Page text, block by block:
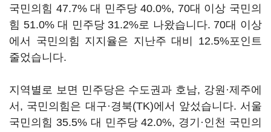
국민의힘 47.7% 대 민주당 40.0%, 70대 이상 국민의
힘 51.0% 대 민주당 31.2%로 나왔습니다. 70대 이상
에서 국민의힘 지지율은 지난주 대비 12.5%포인트
줄었습니다.
지역별로 보면 민주당은 수도권과 호남, 강원·제주에
서, 국민의힘은 대구·경북(TK)에서 앞섰습니다. 서울
국민의힘 35.5% 대 민주당 42.0%, 경기·인천 국민의